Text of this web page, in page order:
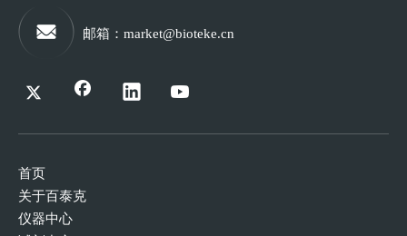
邮箱 ： market@bioteke.cn
首页
关于百泰克
仪器中心